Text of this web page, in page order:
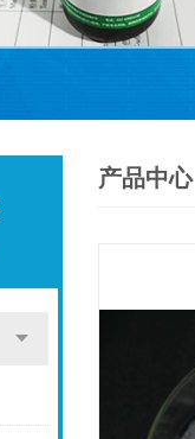
产品中心